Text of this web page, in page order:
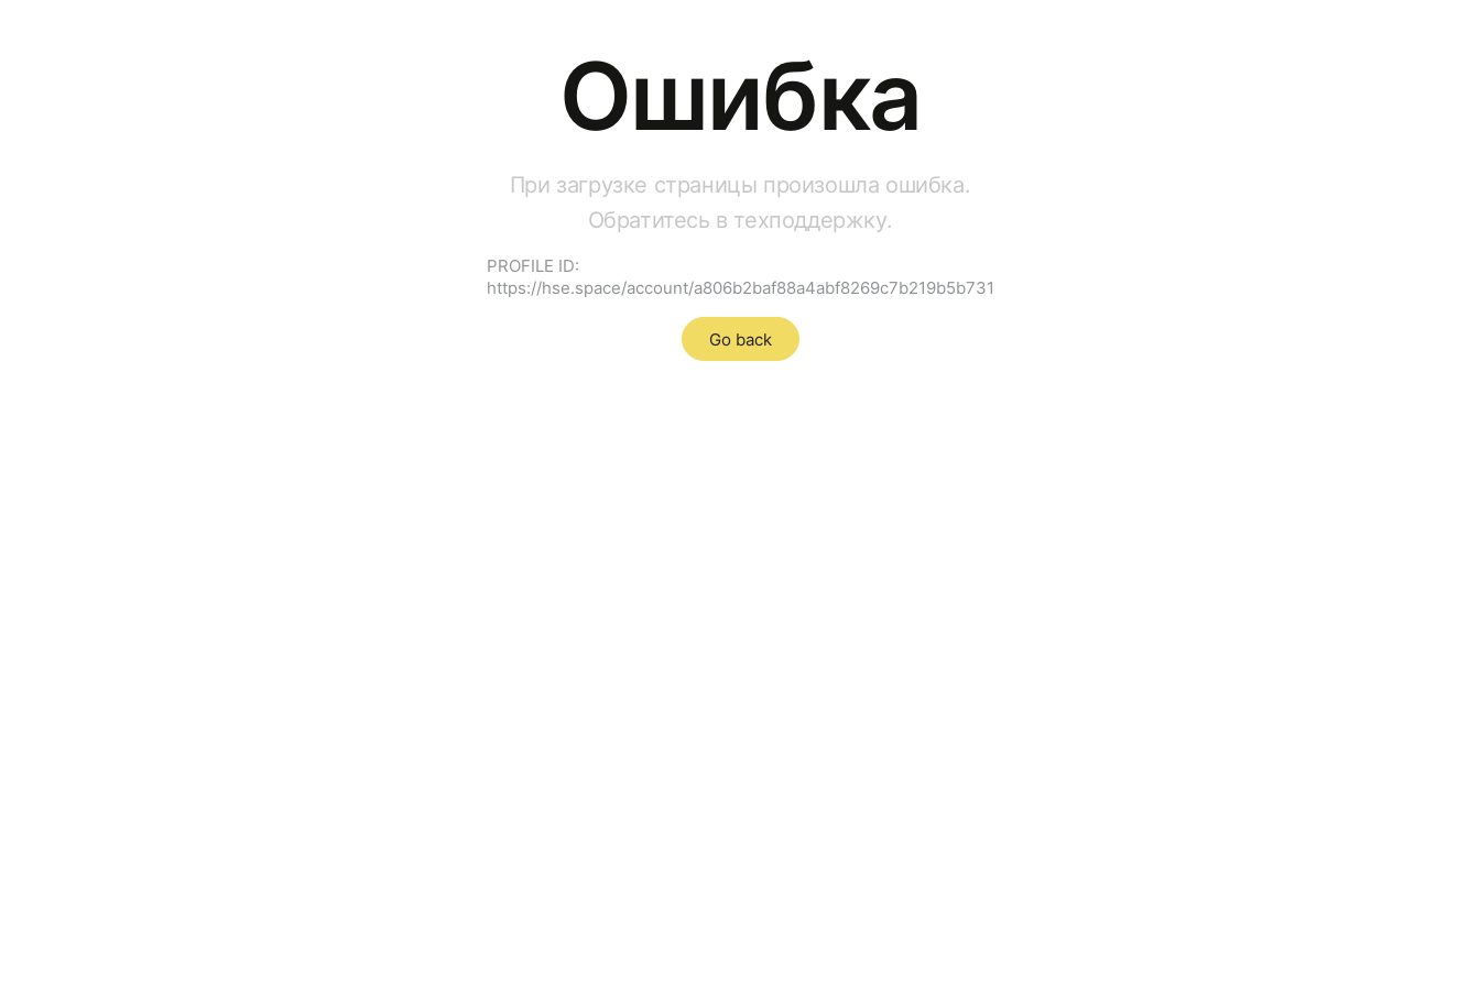
Ошибка
При загрузке страницы произошла ошибка.
Обратитесь в техподдержку.
PROFILE ID:
https://hse.space/account/a806b2baf88a4abf8269c7b219b5b731
Go back